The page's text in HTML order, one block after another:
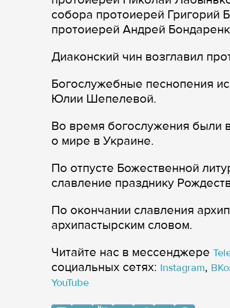
собора протоиерей Григорий
протоиерей Андрей
Диаконский чин возглавил
Богослужебные песнопения
Юлии Шепелевой.
Во время богослужения были
о мире в Украине.
По отпусте Божественной
славление празднику
По окончании славления
архипастырским словом.
Читайте нас в мессенджере
cоциальных сетях: Instagram,
YouTube